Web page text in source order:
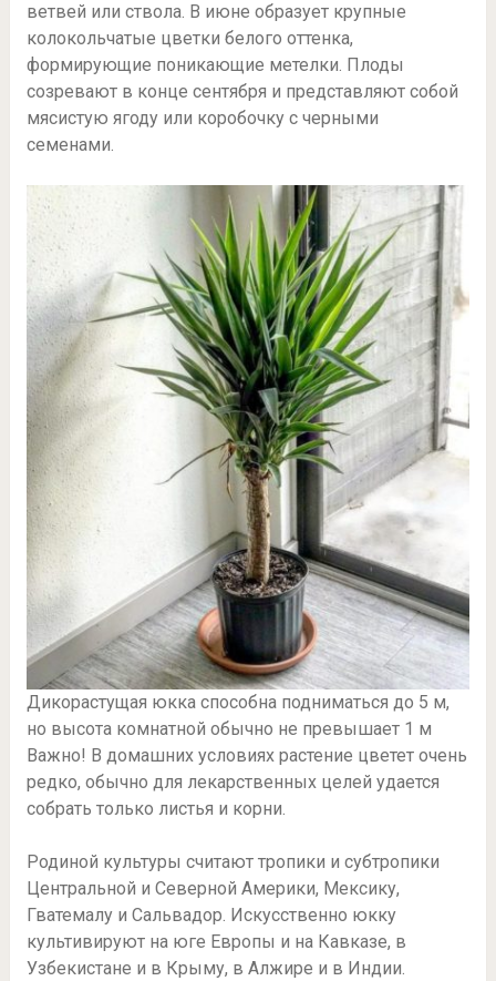
ветвей или ствола. В июне образует крупные
колокольчатые цветки белого оттенка,
формирующие поникающие метелки. Плоды
созревают в конце сентября и представляют собой
мясистую ягоду или коробочку с черными
семенами.
Дикорастущая юкка способна подниматься до 5 м,
но высота комнатной обычно не превышает 1 м
Важно! В домашних условиях растение цветет очень
редко, обычно для лекарственных целей удается
собрать только листья и корни.
Родиной культуры считают тропики и субтропики
Центральной и Северной Америки, Мексику,
Гватемалу и Сальвадор. Искусственно юкку
культивируют на юге Европы и на Кавказе, в
Узбекистане и в Крыму, в Алжире и в Индии.